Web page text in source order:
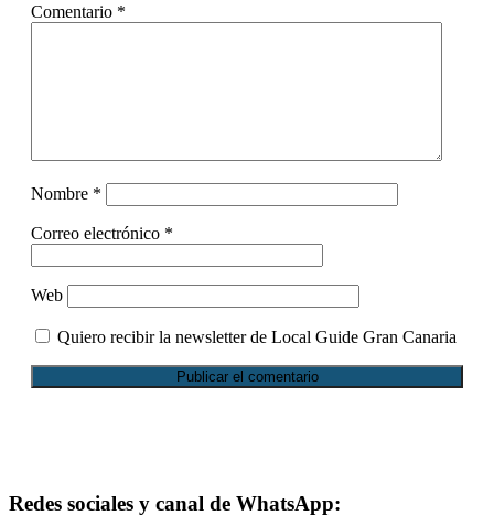
Comentario *
Nombre *
Correo electrónico *
Web
Quiero recibir la newsletter de Local Guide Gran Canaria
Footer
Redes sociales y canal de WhatsApp: